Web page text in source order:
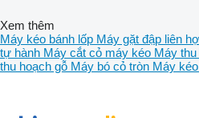
Xem thêm
Máy kéo bánh lốp Máy gặt đập liên
tự hành Máy cắt cỏ máy kéo Máy
thu hoạch gỗ Máy bó cỏ tròn Máy